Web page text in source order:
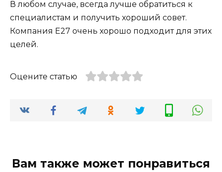
В любом случае, всегда лучше обратиться к
специалистам и получить хороший совет.
Компания Е27 очень хорошо подходит для этих
целей.
Оцените статью
Вам также может понравиться